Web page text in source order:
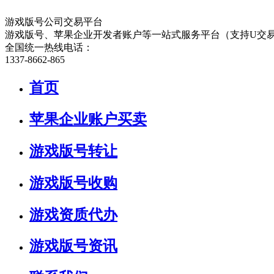
游戏版号公司交易平台
游戏版号、苹果企业开发者账户等一站式服务平台（支持U交
全国统一热线电话：
1337-8662-865
首页
苹果企业账户买卖
游戏版号转让
游戏版号收购
游戏资质代办
游戏版号资讯